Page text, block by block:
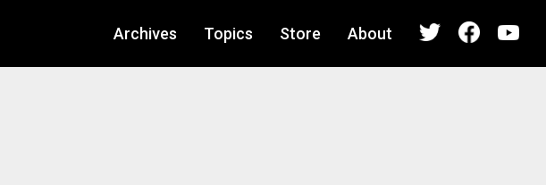
Archives Topics Store About